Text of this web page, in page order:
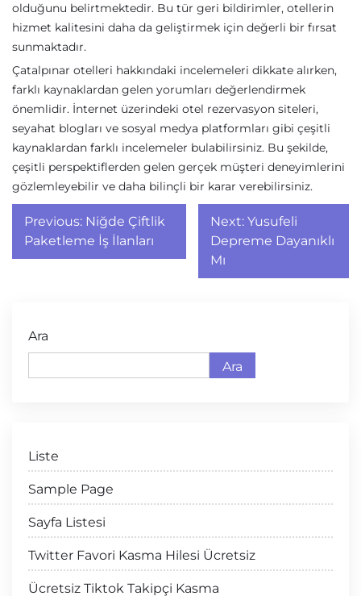
olduğunu belirtmektedir. Bu tür geri bildirimler, otellerin
hizmet kalitesini daha da geliştirmek için değerli bir fırsat
sunmaktadır.
Çatalpınar otelleri hakkındaki incelemeleri dikkate alırken,
farklı kaynaklardan gelen yorumları değerlendirmek
önemlidir. İnternet üzerindeki otel rezervasyon siteleri,
seyahat blogları ve sosyal medya platformları gibi çeşitli
kaynaklardan farklı incelemeler bulabilirsiniz. Bu şekilde,
çeşitli perspektiflerden gelen gerçek müşteri deneyimlerini
gözlemleyebilir ve daha bilinçli bir karar verebilirsiniz.
Yazı
gezinmesi
Previous: Niğde Çiftlik
Paketleme İş İlanları
Next: Yusufeli
Depreme Dayanıklı
Mı
Ara
Ara
Liste
Sample Page
Sayfa Listesi
Twitter Favori Kasma Hilesi Ücretsiz
Ücretsiz Tiktok Takipçi Kasma